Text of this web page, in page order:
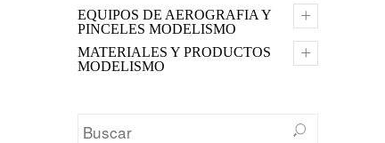
+
EQUIPOS DE AEROGRAFIA Y
PINCELES MODELISMO
+
MATERIALES Y PRODUCTOS
MODELISMO